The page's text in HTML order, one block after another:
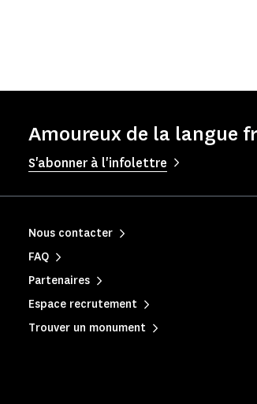
Amoureux de la langue
S'abonner à l'infolettre
Nous contacter
FAQ
Partenaires
Espace recrutement
Trouver un monument